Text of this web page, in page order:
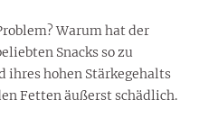
Warum hat der
Snacks so zu
ihres hohen Stärkegehalts
Fetten äußerst schädlich.